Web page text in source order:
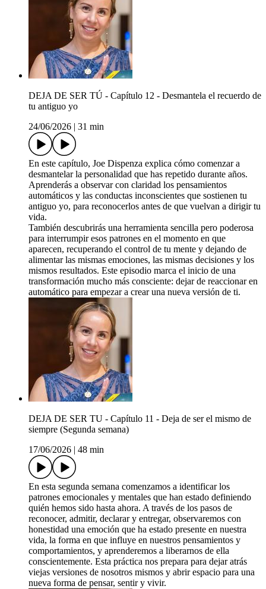
DEJA DE SER TÚ - Capítulo 12 - Desmantela el recuerdo de
tu antiguo yo
24/06/2026
31 min
En este capítulo, Joe Dispenza explica cómo comenzar a
desmantelar la personalidad que has repetido durante años.
Aprenderás a observar con claridad los pensamientos
automáticos y las conductas inconscientes que sostienen tu
antiguo yo, para reconocerlos antes de que vuelvan a dirigir tu
vida.
También descubrirás una herramienta sencilla pero poderosa
para interrumpir esos patrones en el momento en que
aparecen, recuperando el control de tu mente y dejando de
alimentar las mismas emociones, las mismas decisiones y los
mismos resultados. Este episodio marca el inicio de una
transformación mucho más consciente: dejar de reaccionar en
automático para empezar a crear una nueva versión de ti.
DEJA DE SER TU - Capítulo 11 - Deja de ser el mismo de
siempre (Segunda semana)
17/06/2026
48 min
En esta segunda semana comenzamos a identificar los
patrones emocionales y mentales que han estado definiendo
quién hemos sido hasta ahora. A través de los pasos de
reconocer, admitir, declarar y entregar, observaremos con
honestidad una emoción que ha estado presente en nuestra
vida, la forma en que influye en nuestros pensamientos y
comportamientos, y aprenderemos a liberarnos de ella
conscientemente. Esta práctica nos prepara para dejar atrás
viejas versiones de nosotros mismos y abrir espacio para una
nueva forma de pensar, sentir y vivir.